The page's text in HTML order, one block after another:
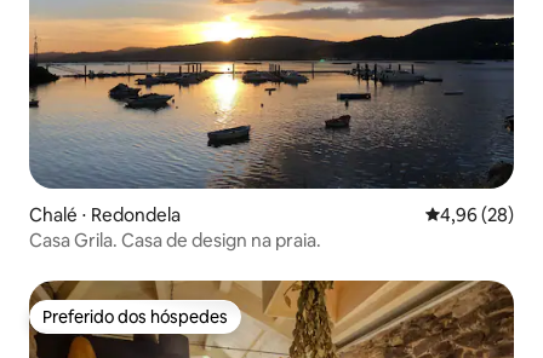
Chalé ⋅ Redondela 4,96 de uma
4,96 (28)
Casa Grila. Casa de design na praia.
Preferido dos hóspedes
Preferido dos hóspedes